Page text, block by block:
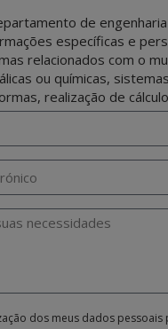
de engenharia
específicas e
relacionados com o
ou químicas,
realização de
dos meus dados pessoais